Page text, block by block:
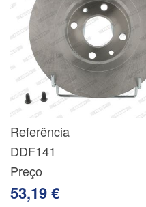
Referência
DDF141
Preço
53,19 €